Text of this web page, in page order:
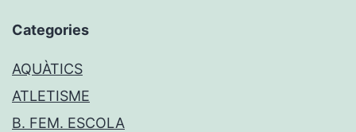
Categories
AQUÀTICS
ATLETISME
B. FEM. ESCOLA